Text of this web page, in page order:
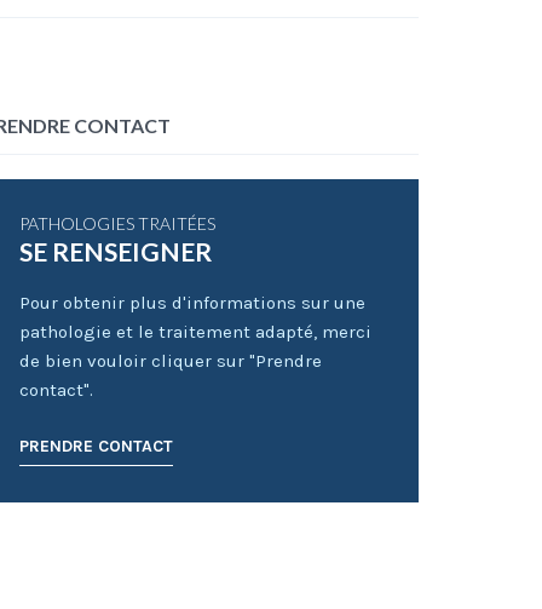
CONTACT
PATHOLOGIES TRAITÉES
SE RENSEIGNER
Pour obtenir plus d'informations sur une
pathologie et le traitement adapté, merci
de bien vouloir cliquer sur "Prendre
contact".
PRENDRE CONTACT